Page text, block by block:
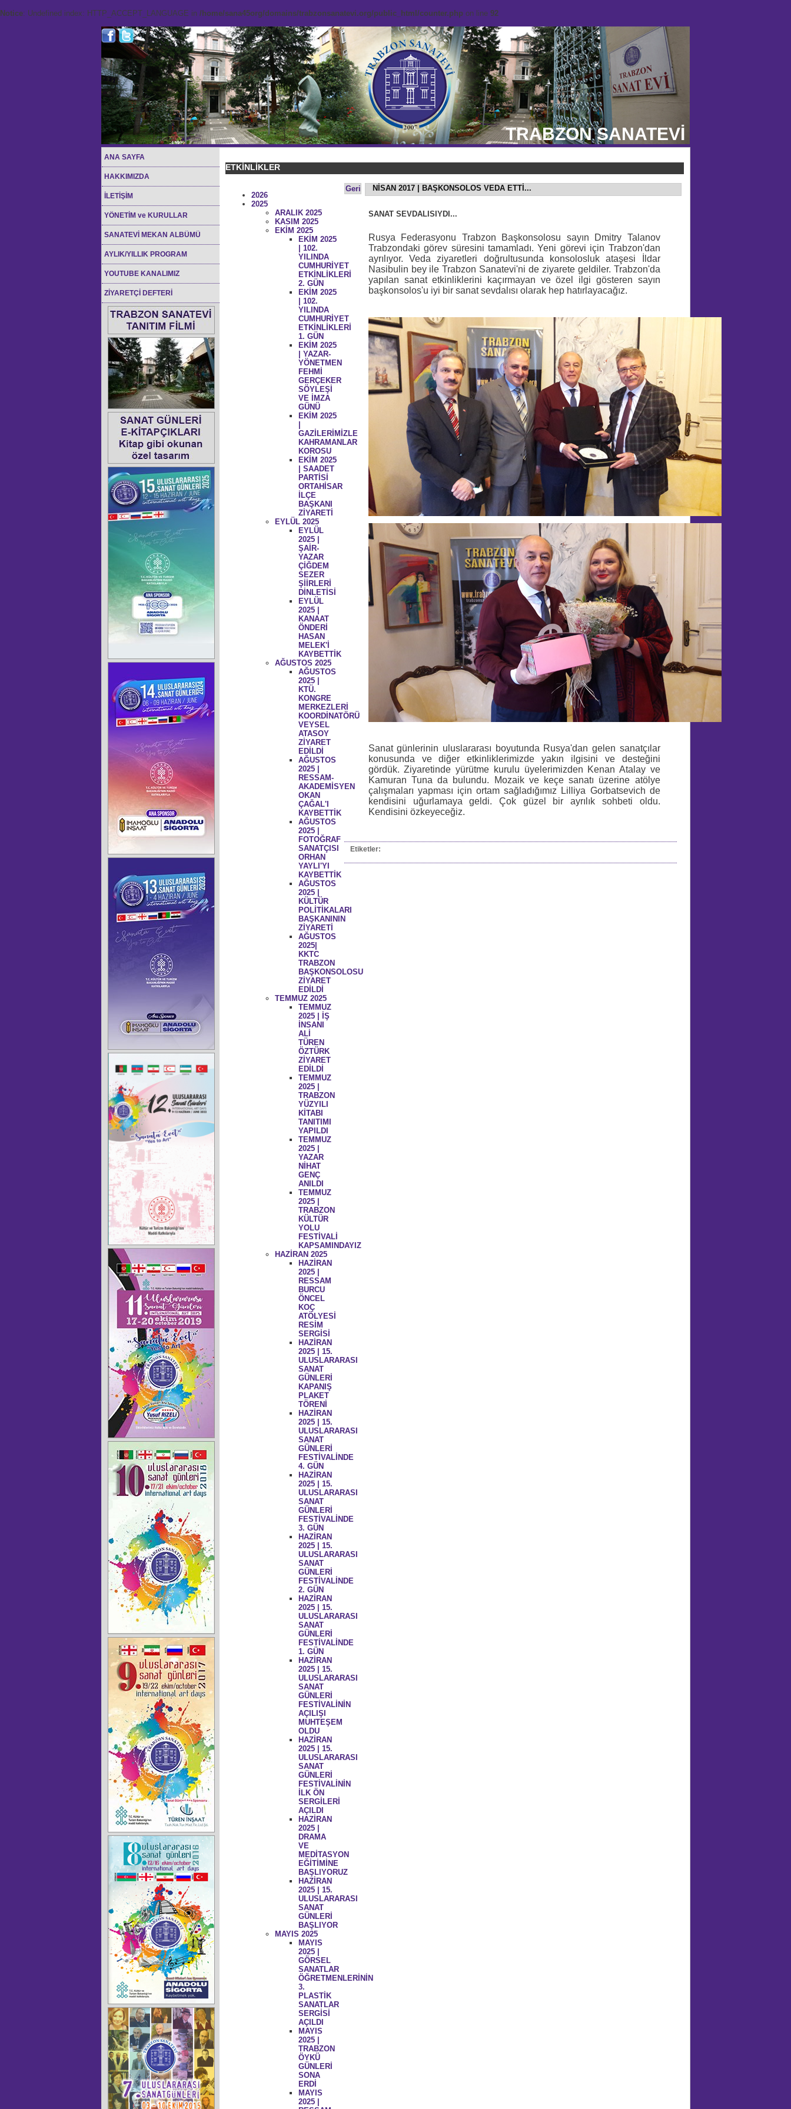
Notice: Undefined index: HTTP_ACCEPT_LANGUAGE in /home/sana45org/domains/trabzonsanatevi.org/public_html/counter.php on line 92
TRABZON SANATEVİ
ANA SAYFA
HAKKIMIZDA
İLETİŞİM
YÖNETİM ve KURULLAR
SANATEVİ MEKAN ALBÜMÜ
AYLIK/YILLIK PROGRAM
YOUTUBE KANALIMIZ
ZİYARETÇİ DEFTERİ
ETKİNLİKLER
Geri NİSAN 2017 | BAŞKONSOLOS VEDA ETTİ...
SANAT SEVDALISIYDI...
Rusya Federasyonu Trabzon Başkonsolosu sayın Dmitry Talanov
Trabzondaki görev süresini tamamladı. Yeni görevi için Trabzon'dan
ayrılıyor. Veda ziyaretleri doğrultusunda konsolosluk ataşesi İldar
Nasibulin bey ile Trabzon Sanatevi'ni de ziyarete geldiler. Trabzon'da
yapılan sanat etkinliklerini kaçırmayan ve özel ilgi gösteren sayın
başkonsolos'u iyi bir sanat sevdalısı olarak hep hatırlayacağız.
Sanat günlerinin uluslararası boyutunda Rusya'dan gelen sanatçılar
konusunda ve diğer etkinliklerimizde yakın ilgisini ve desteğini
gördük.Ziyaretinde yürütme kurulu üyelerimizden Kenan Atalay ve
Kamuran Tuna da bulundu. Mozaik ve keçe sanatı üzerine atölye
çalışmaları yapması için ortam sağladığımız Lilliya Gorbatsevich de
kendisini uğurlamaya geldi. Çok güzel bir ayrılık sohbeti oldu.
Kendisini özkeyeceğiz.
Etiketler:
2026
2025
ARALIK 2025
KASIM 2025
EKİM 2025
EKİM 2025
| 102.
YILINDA
CUMHURİYET
ETKİNLİKLERİ
2. GÜN
EKİM 2025
| 102.
YILINDA
CUMHURİYET
ETKİNLİKLERİ
1. GÜN
EKİM 2025
| YAZAR-
YÖNETMEN
FEHMİ
GERÇEKER
SÖYLEŞİ
VE İMZA
GÜNÜ
EKİM 2025
GAZİLERİMİZLE
KAHRAMANLAR
KOROSU
EKİM 2025
| SAADET
PARTİSİ
ORTAHİSAR
İLÇE
BAŞKANI
ZİYARETİ
EYLÜL 2025
EYLÜL
2025 |
ŞAİR-
YAZAR
ÇİĞDEM
SEZER
ŞİİRLERİ
DİNLETİSİ
EYLÜL
2025 |
KANAAT
ÖNDERİ
HASAN
MELEK'İ
KAYBETTİK
AĞUSTOS 2025
AĞUSTOS
2025 |
KTÜ.
KONGRE
MERKEZLERİ
KOORDİNATÖRÜ
VEYSEL
ATASOY
ZİYARET
EDİLDİ
AĞUSTOS
2025 |
RESSAM-
AKADEMİSYEN
OKAN
ÇAĞAL'I
KAYBETTİK
AĞUSTOS
2025 |
FOTOĞRAF
SANATÇISI
ORHAN
YAYLI'YI
KAYBETTİK
AĞUSTOS
2025 |
KÜLTÜR
POLİTİKALARI
BAŞKANININ
ZİYARETİ
AĞUSTOS
2025|
KKTC
TRABZON
BAŞKONSOLOSU
ZİYARET
EDİLDİ
TEMMUZ 2025
TEMMUZ
2025 | İŞ
İNSANI
ALİ
TÜREN
ÖZTÜRK
ZİYARET
EDİLDİ
TEMMUZ
2025 |
TRABZON
YÜZYILI
KİTABI
TANITIMI
YAPILDI
TEMMUZ
2025 |
YAZAR
NİHAT
GENÇ
ANILDI
TEMMUZ
2025 |
TRABZON
KÜLTÜR
YOLU
FESTİVALİ
KAPSAMINDAYIZ
HAZİRAN 2025
HAZİRAN
2025 |
RESSAM
BURCU
ÖNCEL
KOÇ
ATÖLYESİ
RESİM
SERGİSİ
HAZİRAN
2025 | 15.
ULUSLARARASI
SANAT
GÜNLERİ
KAPANIŞ
PLAKET
TÖRENİ
HAZİRAN
2025 | 15.
ULUSLARARASI
SANAT
GÜNLERİ
FESTİVALİNDE
4. GÜN
HAZİRAN
2025 | 15.
ULUSLARARASI
SANAT
GÜNLERİ
FESTİVALİNDE
3. GÜN
HAZİRAN
2025 | 15.
ULUSLARARASI
SANAT
GÜNLERİ
FESTİVALİNDE
2. GÜN
HAZİRAN
2025 | 15.
ULUSLARARASI
SANAT
GÜNLERİ
FESTİVALİNDE
1. GÜN
HAZİRAN
2025 | 15.
ULUSLARARASI
SANAT
GÜNLERİ
FESTİVALİNİN
AÇILIŞI
MUHTEŞEM
OLDU
HAZİRAN
2025 | 15.
ULUSLARARASI
SANAT
GÜNLERİ
FESTİVALİNİN
İLK ÖN
SERGİLERİ
AÇILDI
HAZİRAN
2025 |
DRAMA
VE
MEDİTASYON
EĞİTİMİNE
BAŞLIYORUZ
HAZİRAN
2025 | 15.
ULUSLARARASI
SANAT
GÜNLERİ
BAŞLIYOR
MAYIS 2025
MAYIS
2025 |
GÖRSEL
SANATLAR
ÖĞRETMENLERİNİN
3.
PLASTİK
SANATLAR
SERGİSİ
AÇILDI
MAYIS
2025 |
TRABZON
ÖYKÜ
GÜNLERİ
SONA
ERDİ
MAYIS
2025 |